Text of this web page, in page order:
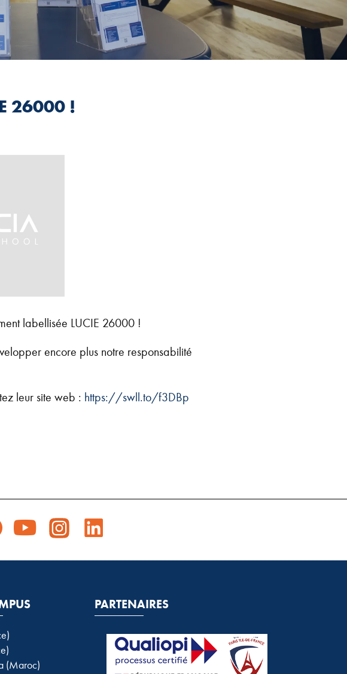
26000 !
labellisée LUCIE 26000 !
encore plus notre responsabilité
leur site web : https://swll.to/f3DBp
(Maroc)
PARTENAIRES